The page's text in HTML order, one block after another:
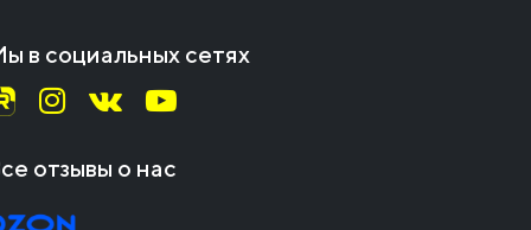
в социальных сетях
отзывы о нас